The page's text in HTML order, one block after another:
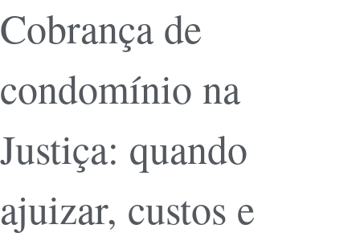
Cobrança de
condomínio na
Justiça: quando
ajuizar, custos e